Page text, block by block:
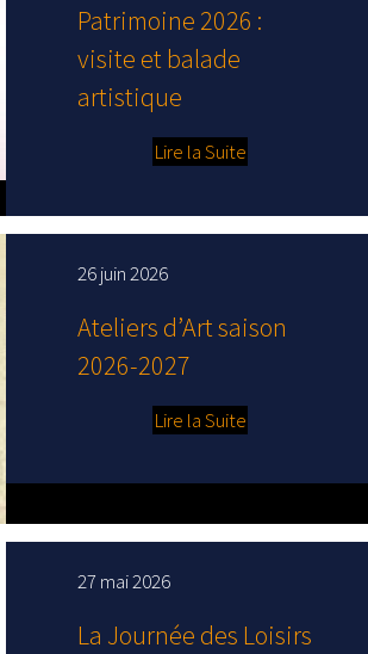
Patrimoine 2026 :
visite et balade
artistique
Lire la Suite
26 juin 2026
Ateliers d’Art saison
2026-2027
Lire la Suite
27 mai 2026
La Journée des Loisirs